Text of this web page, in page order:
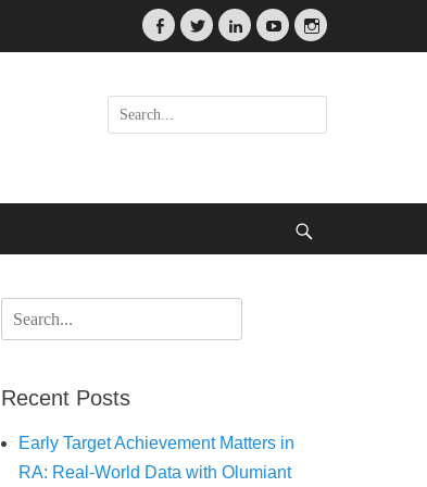
Facebook
TwitterLinkedInYouTubeInstagram
Search
for:
Search
for:
Recent Posts
Early Target Achievement Matters in
RA: Real-World Data with Olumiant